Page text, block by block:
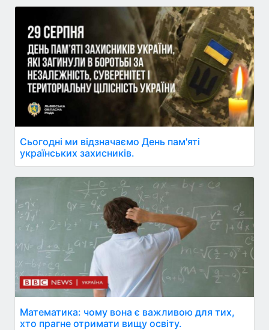
Сьогодні ми відзначаємо День пам'яті
українських захисників.
Математика: чому вона є важливою для тих,
хто прагне отримати вищу освіту.